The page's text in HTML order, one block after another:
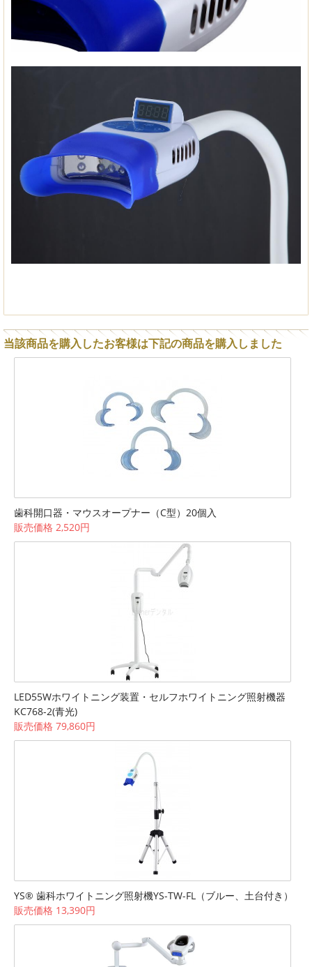
当該商品を購入したお客様は下記の商品を購入しました
歯科開口器・マウスオープナー（C型）20個入
販売価格 2,520円
LED55Wホワイトニング装置・セルフホワイトニング照射機器
KC768-2(青光)
販売価格 79,860円
YS® 歯科ホワイトニング照射機YS-TW-FL（ブルー、土台付き）
販売価格 13,390円